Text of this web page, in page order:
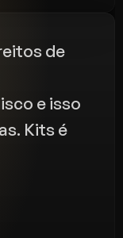
de
e isso
Kits é